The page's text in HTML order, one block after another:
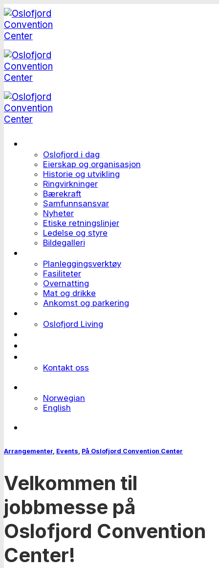
Skip
to
content
Oslofjord i dag
Eierskap og organisasjon
Historie og utvikling
Ringvirkninger
Bærekraft
Samfunnsansvar
Nyheter
Etiske retningslinjer
Ledelse og styre
Bildegalleri
Planleggingsverktøy
Fasiliteter
Overnatting
Mat og drikke
Ankomst og parkering
Oslofjord Living
Kontakt oss
Norwegian
English
Arrangementer, Events, På Oslofjord Convention Center
Velkommen til
jobbmesse på
Oslofjord Convention
Center!